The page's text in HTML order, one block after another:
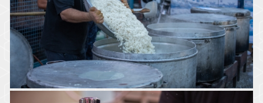
موكب جمهور كربلاء خدمة الإمام الحسين (ع)